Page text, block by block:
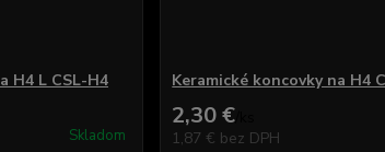
H4 L CSL-H4
Skladom
Keramické koncovky na H4
2,30 €
1,87 € bez DPH